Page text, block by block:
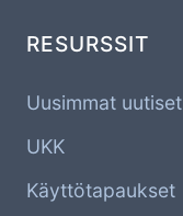
RESURSSIT
Uusimmat uutiset
UKK
Käyttötapaukset